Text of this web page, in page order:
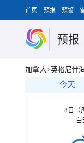
首页 预报 预警
预报
加拿大>英格尼什
今天
8日（
白